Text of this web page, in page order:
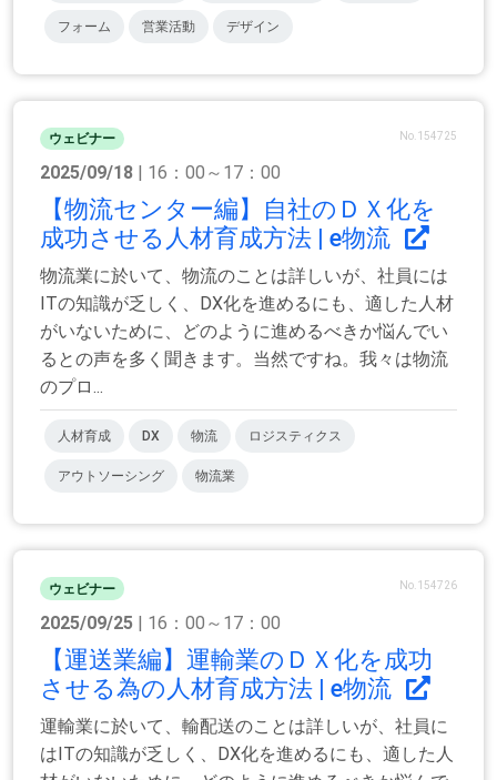
フォーム 営業活動 デザイン
ウェビナー No.154725
2025/09/18 | 16：00～17：00
【物流センター編】自社のＤＸ化を
成功させる人材育成方法 | e物流
物流業に於いて、物流のことは詳しいが、社員には
ITの知識が乏しく、DX化を進めるにも、適した人材
がいないために、どのように進めるべきか悩んでい
るとの声を多く聞きます。当然ですね。我々は物流
のプロ...
人材育成 DX 物流 ロジスティクス
アウトソーシング 物流業
ウェビナー No.154726
2025/09/25 | 16：00～17：00
【運送業編】運輸業のＤＸ化を成功
させる為の人材育成方法 | e物流
運輸業に於いて、輸配送のことは詳しいが、社員に
はITの知識が乏しく、DX化を進めるにも、適した人